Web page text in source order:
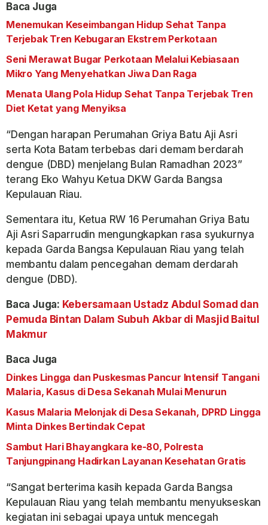
Baca Juga
Menemukan Keseimbangan Hidup Sehat Tanpa
Terjebak Tren Kebugaran Ekstrem Perkotaan
Seni Merawat Bugar Perkotaan Melalui Kebiasaan
Mikro Yang Menyehatkan Jiwa Dan Raga
Menata Ulang Pola Hidup Sehat Tanpa Terjebak Tren
Diet Ketat yang Menyiksa
“Dengan harapan Perumahan Griya Batu Aji Asri
serta Kota Batam terbebas dari demam berdarah
dengue (DBD) menjelang Bulan Ramadhan 2023”
terang Eko Wahyu Ketua DKW Garda Bangsa
Kepulauan Riau.
Sementara itu, Ketua RW 16 Perumahan Griya Batu
Aji Asri Saparrudin mengungkapkan rasa syukurnya
kepada Garda Bangsa Kepulauan Riau yang telah
membantu dalam pencegahan demam derdarah
dengue (DBD).
Baca Juga: Kebersamaan Ustadz Abdul Somad dan
Pemuda Bintan Dalam Subuh Akbar di Masjid Baitul
Makmur
Baca Juga
Dinkes Lingga dan Puskesmas Pancur Intensif Tangani
Malaria, Kasus di Desa Sekanah Mulai Menurun
Kasus Malaria Melonjak di Desa Sekanah, DPRD Lingga
Minta Dinkes Bertindak Cepat
Sambut Hari Bhayangkara ke-80, Polresta
Tanjungpinang Hadirkan Layanan Kesehatan Gratis
“Sangat berterima kasih kepada Garda Bangsa
Kepulauan Riau yang telah membantu menyukseskan
kegiatan ini sebagai upaya untuk mencegah